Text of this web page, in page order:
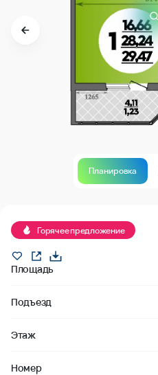
Планировка
Горячее предложение
Площадь
Подъезд
Этаж
Номер